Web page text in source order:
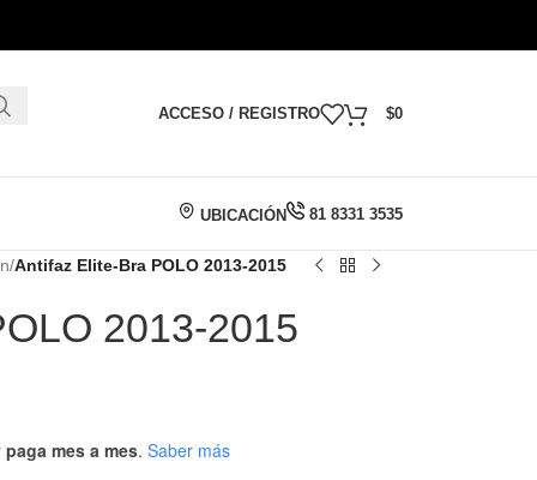
ACCESO / REGISTRO $0
UBICACIÓN 81 8331 3535
/Antifaz Elite-Bra POLO 2013-2015
2013-2015
mes a mes. Saber más